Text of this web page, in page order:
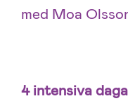
med Moa
4 intensiva